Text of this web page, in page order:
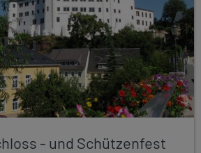
- und Schützenfest